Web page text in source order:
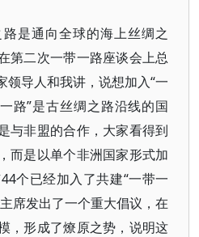
是通向全球的海上丝绸之
第二次一带一路座谈会上总
领导人和我讲，说想加入“一
路”是古丝绸之路沿线的国
与非盟的合作，大家看得到
而是以单个非洲国家形式加
个已经加入了共建“一带一
席发出了一个重大倡议，在
，形成了燎原之势，说明这